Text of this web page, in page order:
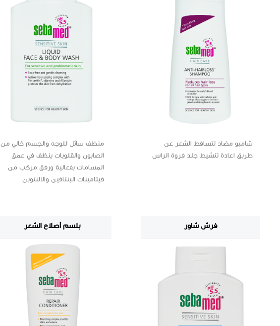
شامبو مضاد لتساقط الشعر عن
طريق اعادة تنشيط جلد فروة الراس
منظف سائل للوجه والجسم خالي من
الصابون والقلويات ينظف في عمق
المسامات بفعالية ورفق مركب من
فيتامينات البنتافين والالنتوين
فرش شاور بلسم أصلاح الشعر